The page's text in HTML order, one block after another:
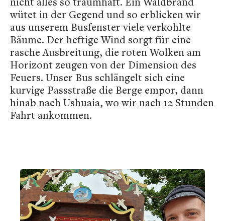
wütet in der Gegend und so erblicken wir
aus unserem Busfenster viele verkohlte
Bäume. Der heftige Wind sorgt für eine
rasche Ausbreitung, die roten Wolken am
Horizont zeugen von der Dimension des
Feuers. Unser Bus schlängelt sich eine
kurvige Passstraße die Berge empor, dann
hinab nach Ushuaia, wo wir nach 12 Stunden
Fahrt ankommen.